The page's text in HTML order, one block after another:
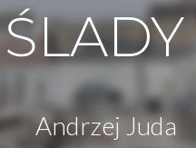
Andrzej Juda